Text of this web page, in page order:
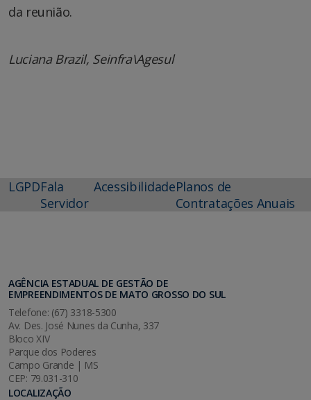
da reunião.
Luciana Brazil, Seinfra\Agesul
LGPDFala
Servidor
AcessibilidadePlanos de
Contratações Anuais
AGÊNCIA ESTADUAL DE GESTÃO DE
EMPREENDIMENTOS DE MATO GROSSO DO SUL
Telefone: (67) 3318-5300
Av. Des. José Nunes da Cunha, 337
Bloco XIV
Parque dos Poderes
Campo Grande | MS
CEP: 79.031-310
LOCALIZAÇÃO